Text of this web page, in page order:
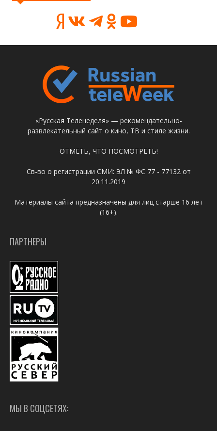
«Русская Теленеделя» — рекомендательно-
развлекательный сайт о кино, ТВ и стиле жизни.
ОТМЕТЬ, ЧТО ПОСМОТРЕТЬ!
Св-во о регистрации СМИ: ЭЛ № ФС 77 - 77132 от
20.11.2019
Материалы сайта предназначены для лиц старше 16 лет
(16+).
ПАРТНЕРЫ
МЫ В СОЦСЕТЯХ: